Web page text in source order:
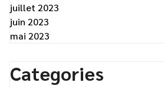
juillet 2023
juin 2023
mai 2023
Categories